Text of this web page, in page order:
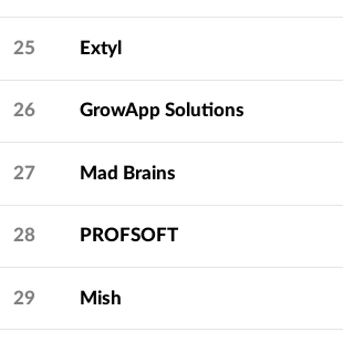
25 Extyl
26 GrowApp Solutions
27 Mad Brains
28 PROFSOFT
29 Mish